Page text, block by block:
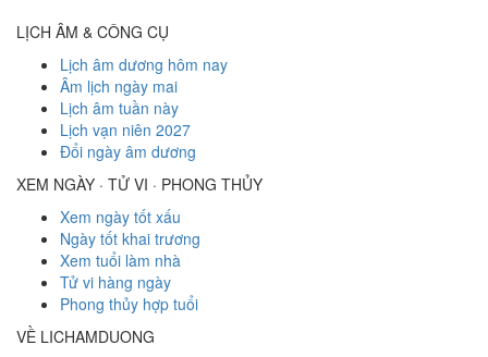
LỊCH ÂM & CÔNG CỤ
Lịch âm dương hôm nay
Âm lịch ngày mai
Lịch âm tuần này
Lịch vạn niên 2027
Đổi ngày âm dương
XEM NGÀY · TỬ VI · PHONG THỦY
Xem ngày tốt xấu
Ngày tốt khai trương
Xem tuổi làm nhà
Tử vi hàng ngày
Phong thủy hợp tuổi
VỀ LICHAMDUONG